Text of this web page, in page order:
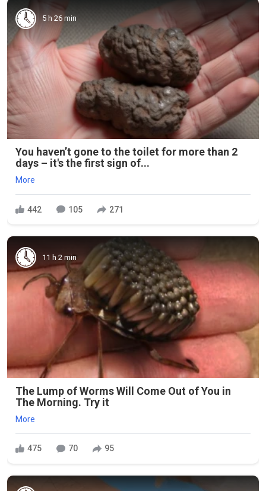
5 h 26 min
You haven’t gone to the toilet for more than 2
days – it's the first sign of...
More
442 105 271
11 h 2 min
The Lump of Worms Will Come Out of You in
The Morning. Try it
More
475 70 95